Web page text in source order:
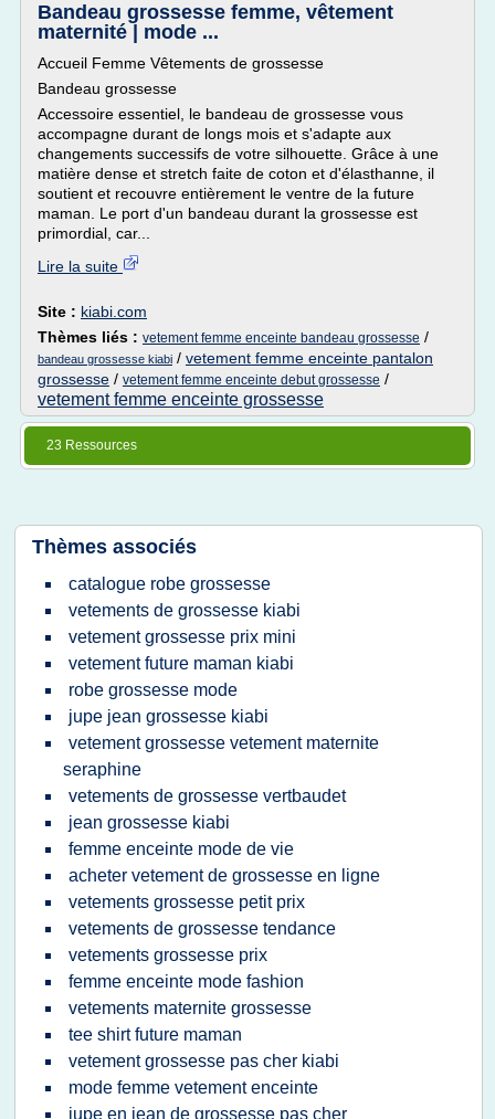
Bandeau grossesse femme, vêtement
maternité | mode ...
Accueil Femme Vêtements de grossesse
Bandeau grossesse
Accessoire essentiel, le bandeau de grossesse vous
accompagne durant de longs mois et s'adapte aux
changements successifs de votre silhouette. Grâce à une
matière dense et stretch faite de coton et d'élasthanne, il
soutient et recouvre entièrement le ventre de la future
maman. Le port d'un bandeau durant la grossesse est
primordial, car...
Lire la suite
Site : kiabi.com
Thèmes liés : vetement femme enceinte bandeau grossesse /
bandeau grossesse kiabi / vetement femme enceinte pantalon
grossesse / vetement femme enceinte debut grossesse /
vetement femme enceinte grossesse
23 Ressources
Thèmes associés
catalogue robe grossesse
vetements de grossesse kiabi
vetement grossesse prix mini
vetement future maman kiabi
robe grossesse mode
jupe jean grossesse kiabi
vetement grossesse vetement maternite
seraphine
vetements de grossesse vertbaudet
jean grossesse kiabi
femme enceinte mode de vie
acheter vetement de grossesse en ligne
vetements grossesse petit prix
vetements de grossesse tendance
vetements grossesse prix
femme enceinte mode fashion
vetements maternite grossesse
tee shirt future maman
vetement grossesse pas cher kiabi
mode femme vetement enceinte
jupe en jean de grossesse pas cher